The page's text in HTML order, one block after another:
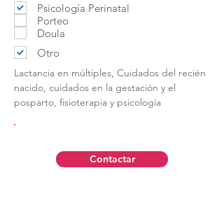
Psicología Perinatal
Porteo
Doula
Otro
Lactancia en múltiples, Cuidados del recién
nacido, cuidados en la gestación y el
posparto, fisioterapia y psicología
Contactar